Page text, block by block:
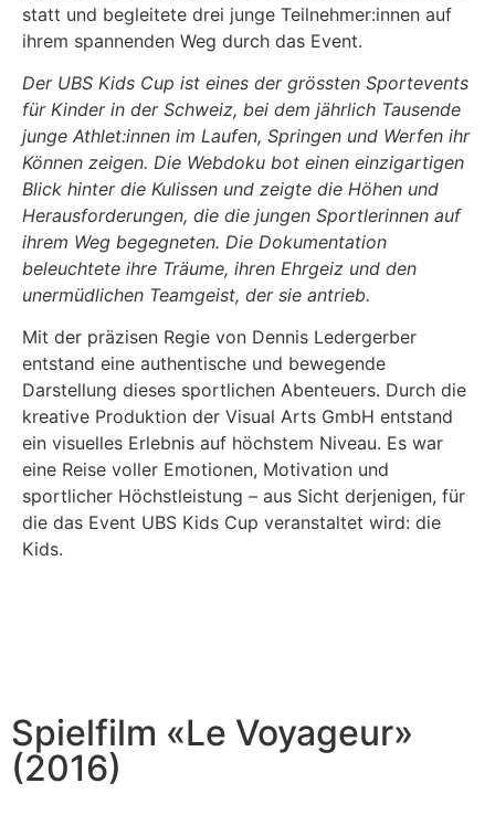
statt und begleitete drei junge Teilnehmer:innen auf
ihrem spannenden Weg durch das Event.
Der UBS Kids Cup ist eines der grössten Sportevents
für Kinder in der Schweiz, bei dem jährlich Tausende
junge Athlet:innen im Laufen, Springen und Werfen ihr
Können zeigen. Die Webdoku bot einen einzigartigen
Blick hinter die Kulissen und zeigte die Höhen und
Herausforderungen, die die jungen Sportlerinnen auf
ihrem Weg begegneten. Die Dokumentation
beleuchtete ihre Träume, ihren Ehrgeiz und den
unermüdlichen Teamgeist, der sie antrieb.
Mit der präzisen Regie von Dennis Ledergerber
entstand eine authentische und bewegende
Darstellung dieses sportlichen Abenteuers. Durch die
kreative Produktion der Visual Arts GmbH entstand
ein visuelles Erlebnis auf höchstem Niveau. Es war
eine Reise voller Emotionen, Motivation und
sportlicher Höchstleistung – aus Sicht derjenigen, für
die das Event UBS Kids Cup veranstaltet wird: die
Kids.
Spielfilm «Le Voyageur»
(2016)